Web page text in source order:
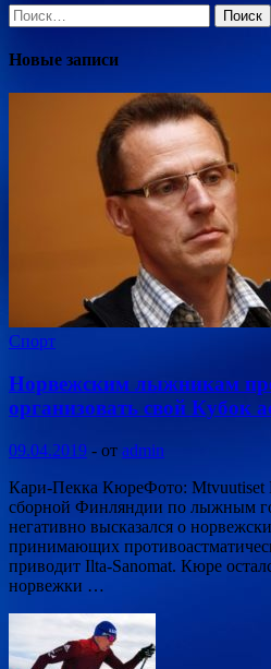
Найти:
Новые записи
Спорт
Норвежским лыжникам
организовать свой Кубок
09.04.2019 - от admin
Кари-Пекка КюреФото: Mtvuutiset
сборной Финляндии по лыжным
негативно высказался о
принимающих
приводит Ilta-Sanomat. Кюре
норвежки …